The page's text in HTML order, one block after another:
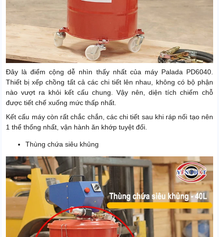
Đây là điểm cộng dễ nhìn thấy nhất của máy Palada PD6040.
Thiết bị xếp chồng tất cả các chi tiết lên nhau, không có bộ phận
nào vượt ra khỏi kết cấu chung. Vậy nên, diện tích chiếm chỗ
được tiết chế xuống mức thấp nhất.
Kết cấu máy còn rất chắc chắn, các chi tiết sau khi ráp nối tạo nên
1 thể thống nhất, vận hành ăn khớp tuyệt đối.
Thùng chứa siêu khủng